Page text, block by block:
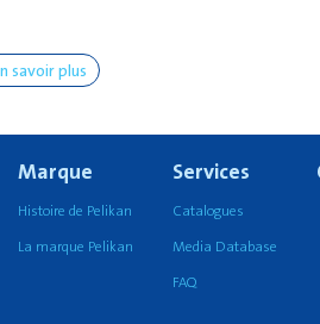
savoir plus
Marque
Histoire de Pelikan
La marque Pelikan
Services
Catalogues
Media Database
FAQ